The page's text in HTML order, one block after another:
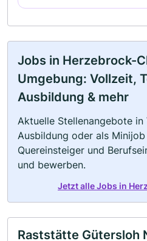
Jobs in Herzebrock-
Umgebung: Vollzeit,
Ausbildung & mehr
Aktuelle Stellenangebote
Ausbildung oder als
Quereinsteiger und
und bewerben.
Jetzt alle Jobs in
Raststätte Gütersloh